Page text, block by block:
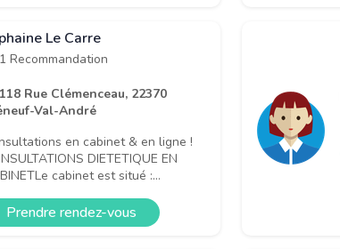
Le Carre
Recommandation
Rue Clémenceau, 22370
Val-André
en cabinet & en ligne !
DIETETIQUE EN
cabinet est situé :...
Prendre rendez-vous